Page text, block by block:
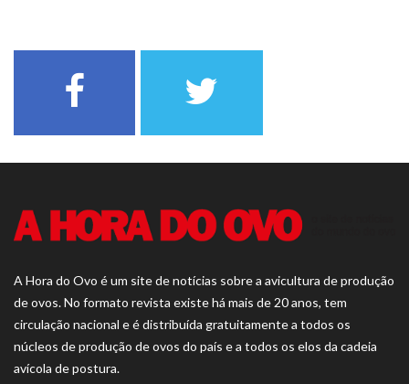
A Hora do Ovo é um site de notícias sobre a avicultura de produção
de ovos. No formato revista existe há mais de 20 anos, tem
circulação nacional e é distribuída gratuitamente a todos os
núcleos de produção de ovos do país e a todos os elos da cadeia
avícola de postura.